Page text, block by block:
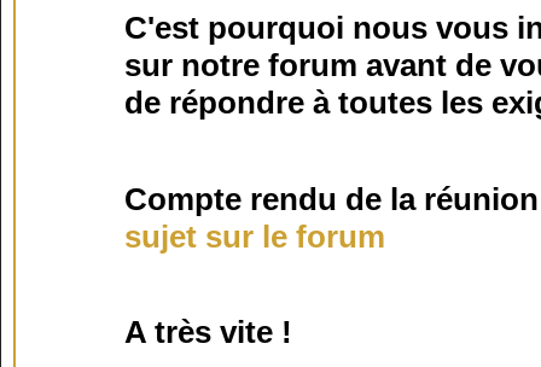
C'est pourquoi nous vous
sur notre forum avant de
de répondre à toutes les
Compte rendu de la
sujet sur le forum
A très vite !